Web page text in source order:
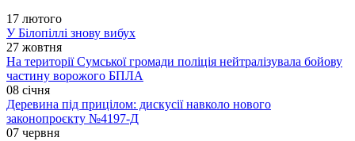
17 лютого
У Білопіллі знову вибух
27 жовтня
На території Сумської громади поліція нейтралізувала бойову
частину ворожого БПЛА
08 січня
Деревина під прицілом: дискусії навколо нового
законопроєкту №4197-Д
07 червня